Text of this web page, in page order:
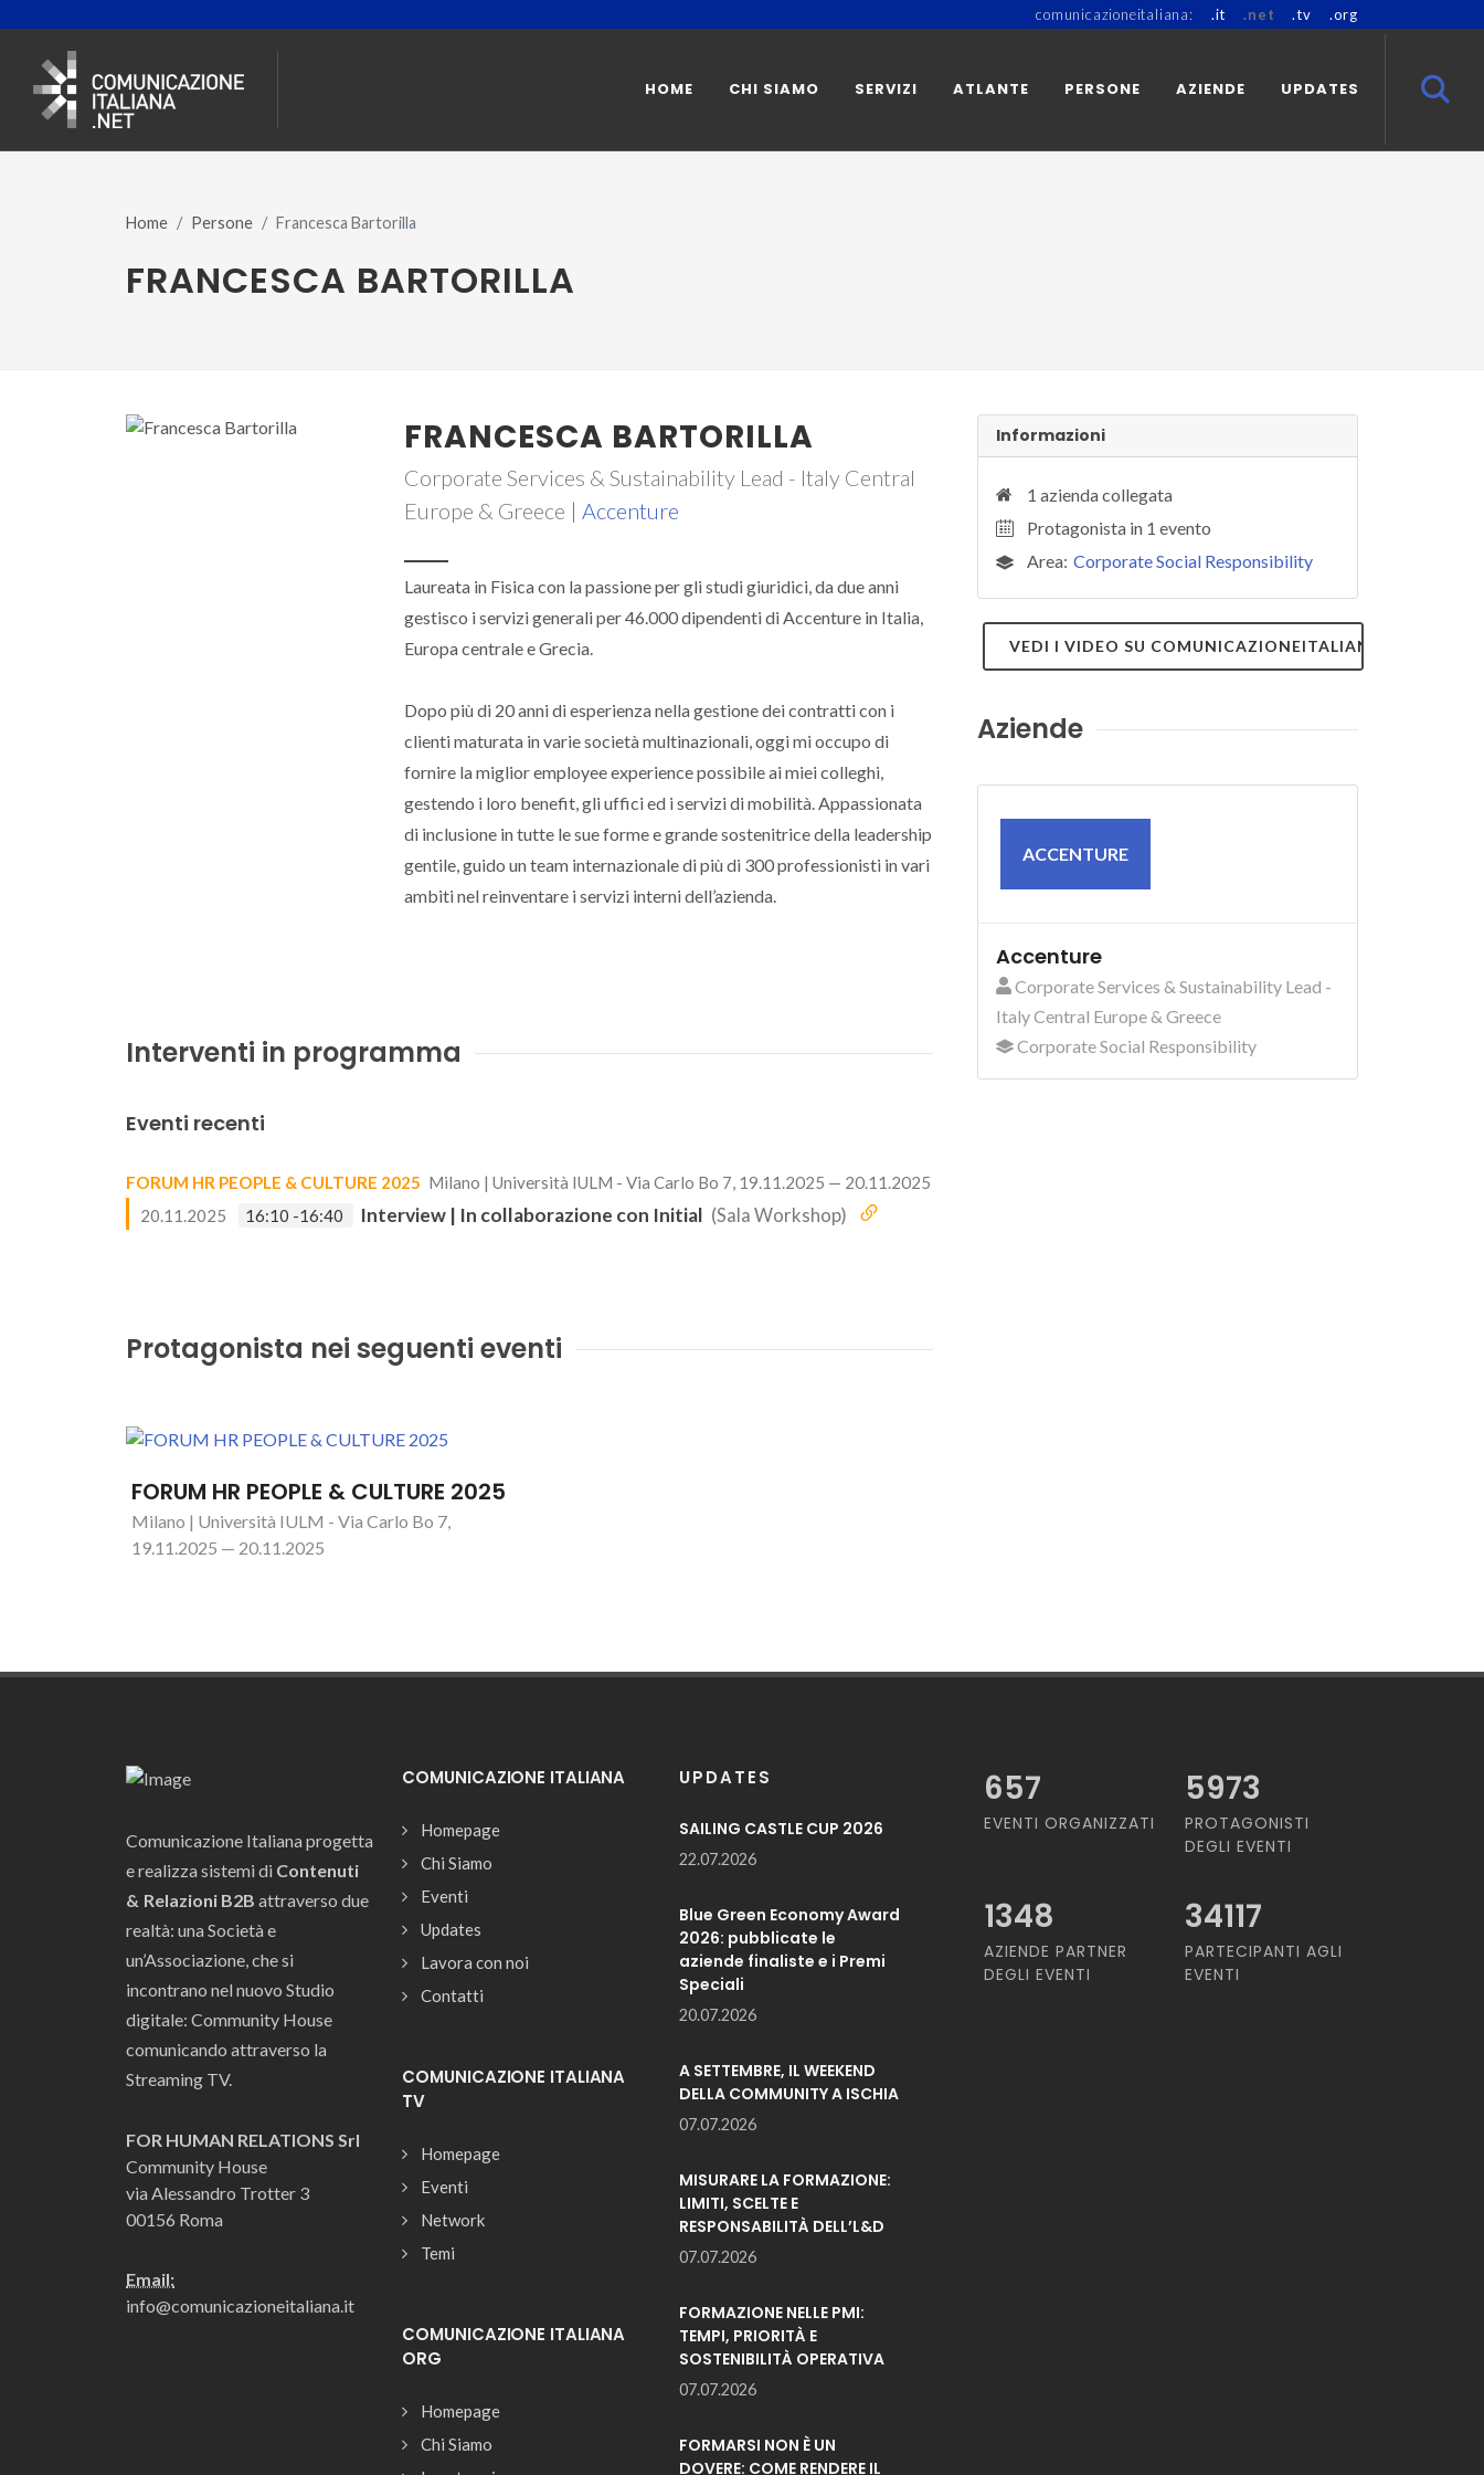
comunicazioneitaliana: .it .net .tv .org
HOME CHI SIAMO SERVIZI ATLANTE PERSONE AZIENDE UPDATES
Home Persone Francesca Bartorilla
FRANCESCA BARTORILLA
FRANCESCA BARTORILLA
Corporate Services & Sustainability Lead - Italy Central
Europe & Greece | Accenture
Laureata in Fisica con la passione per gli studi giuridici, da due anni
gestisco i servizi generali per 46.000 dipendenti di Accenture in Italia,
Europa centrale e Grecia.
Dopo più di 20 anni di esperienza nella gestione dei contratti con i
clienti maturata in varie società multinazionali, oggi mi occupo di
fornire la miglior employee experience possibile ai miei colleghi,
gestendo i loro benefit, gli uffici ed i servizi di mobilità. Appassionata
di inclusione in tutte le sue forme e grande sostenitrice della leadership
gentile, guido un team internazionale di più di 300 professionisti in vari
ambiti nel reinventare i servizi interni dell’azienda.
Interventi in programma
Eventi recenti
FORUM HR PEOPLE & CULTURE 2025 Milano | Università IULM - Via Carlo Bo 7, 19.11.2025 — 20.11.2025
20.11.2025
16:10 -16:40 Interview | In collaborazione con Initial (Sala Workshop)
Protagonista nei seguenti eventi
FORUM HR PEOPLE & CULTURE 2025
Milano | Università IULM - Via Carlo Bo 7,
19.11.2025 — 20.11.2025
Informazioni
1 azienda collegata
Protagonista in 1 evento
Area: Corporate Social Responsibility
VEDI I VIDEO SU COMUNICAZIONEITALIANA.TV
Aziende
ACCENTURE
Accenture
Corporate Services & Sustainability Lead -
Italy Central Europe & Greece
Corporate Social Responsibility
Comunicazione Italiana progetta
e realizza sistemi di Contenuti
& Relazioni B2B attraverso due
realtà: una Società e
un’Associazione, che si
incontrano nel nuovo Studio
digitale: Community House
comunicando attraverso la
Streaming TV.
FOR HUMAN RELATIONS Srl
Community House
via Alessandro Trotter 3
00156 Roma
Email:
info@comunicazioneitaliana.it
COMUNICAZIONE ITALIANA
Homepage
Chi Siamo
Eventi
Updates
Lavora con noi
Contatti
COMUNICAZIONE ITALIANA
TV
Homepage
Eventi
Network
Temi
COMUNICAZIONE ITALIANA
ORG
Homepage
Chi Siamo
UPDATES
SAILING CASTLE CUP 2026
22.07.2026
Blue Green Economy Award
2026: pubblicate le
aziende finaliste e i Premi
Speciali
20.07.2026
A SETTEMBRE, IL WEEKEND
DELLA COMMUNITY A ISCHIA
07.07.2026
MISURARE LA FORMAZIONE:
LIMITI, SCELTE E
RESPONSABILITÀ DELL’L&D
07.07.2026
FORMAZIONE NELLE PMI:
TEMPI, PRIORITÀ E
SOSTENIBILITÀ OPERATIVA
07.07.2026
FORMARSI NON È UN
DOVERE: COME RENDERE IL
657
EVENTI ORGANIZZATI
5973
PROTAGONISTI
DEGLI EVENTI
1348
AZIENDE PARTNER
DEGLI EVENTI
34117
PARTECIPANTI AGLI
EVENTI